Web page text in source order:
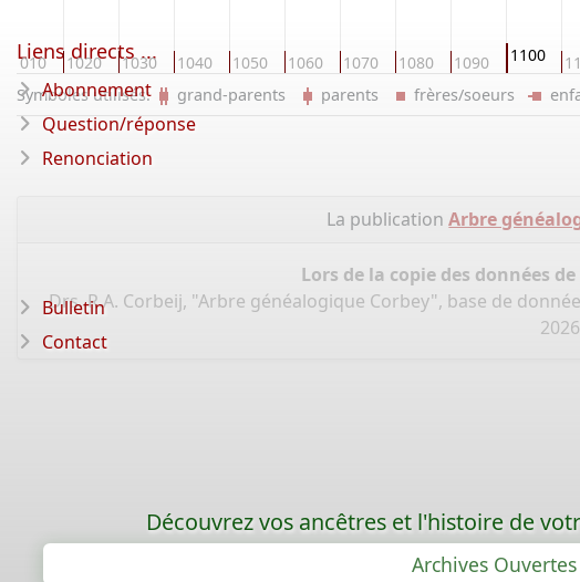
1010 1020 1030 1040 1050 1060 1070 1080 1090 1100
Symboles utilisés: grand-parents parents frères/soeurs
La publicationArbre
Lors de la copie des données
Drs. R.A. Corbeij, "Arbre généalogique Corbey", base de
Liens directs ...
Abonnement
Question/réponse
Renonciation
Bulletin
Contact
Découvrez vos ancêtres et l'histoire de
Archives